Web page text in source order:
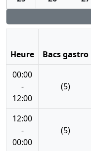
Heure Bacs gastro
00:00
-
12:00
(5)
12:00
-
00:00
(5)